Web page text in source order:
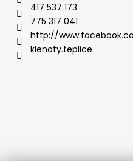
417 537 173
775 317 041
http://
klenoty.teplice